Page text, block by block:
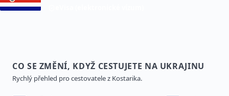
CO SE ZMĚNÍ, KDYŽ CESTUJETE NA UKRAJINU
Rychlý přehled pro cestovatele z Kostarika.